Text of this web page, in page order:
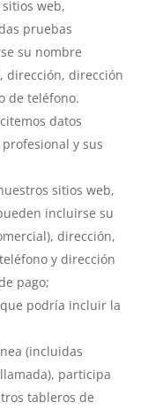
web,
pruebas
su nombre
dirección, dirección
de teléfono.
datos
y sus
sitios web,
incluirse su
dirección,
y dirección
pago;
podría incluir la
(incluidas
participa
tableros de